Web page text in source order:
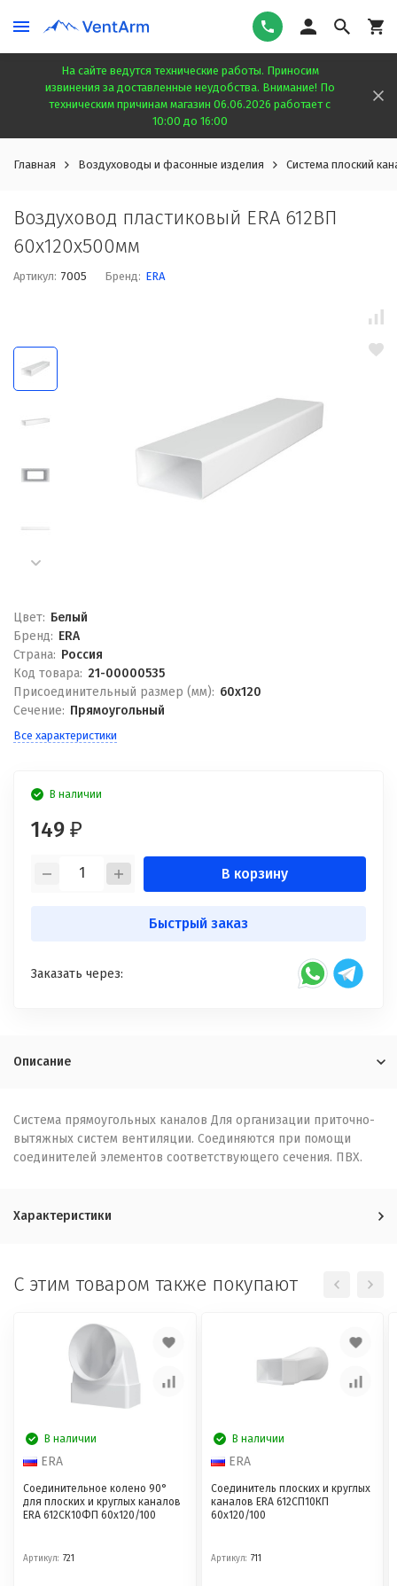
На сайте ведутся технические работы. Приносим
извинения за доставленные неудобства. Внимание! По
техническим причинам магазин 06.06.2026 работает с
10:00 до 16:00
Главная Воздуховоды и фасонные изделия Система плоский
Воздуховод пластиковый ERA 612ВП
60x120x500мм
Артикул: 7005 Бренд: ERA
Цвет: Белый
Бренд: ERA
Страна: Россия
Код товара: 21-00000535
Присоединительный размер (мм): 60x120
Сечение: Прямоугольный
Все характеристики
В наличии
149 ₽
В корзину
Быстрый заказ
Заказать через:
Описание
Система прямоугольных каналов Для организации приточно-
вытяжных систем вентиляции. Соединяются при помощи
соединителей элементов соответствующего сечения. ПВХ.
Характеристики
C этим товаром также покупают
В наличии
ERA
Соединительное колено 90°
для плоских и круглых каналов
ERA 612СК10ФП 60х120/100
Артикул: 721
В наличии
ERA
Соединитель плоских и круглых
каналов ERA 612СП10КП
60х120/100
Артикул: 711